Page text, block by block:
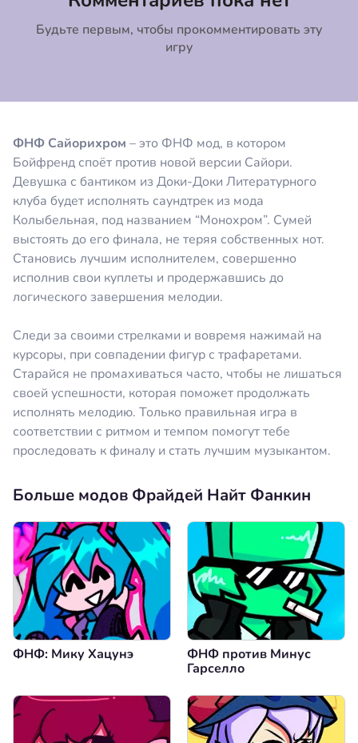
ФНФ Сайорихром – это ФНФ мод, в котором
Бойфренд споёт против новой версии Сайори.
Девушка с бантиком из Доки-Доки Литературного
клуба будет исполнять саундтрек из мода
Колыбельная, под названием “Монохром”. Сумей
выстоять до его финала, не теряя собственных нот.
Становись лучшим исполнителем, совершенно
исполнив свои куплеты и продержавшись до
логического завершения мелодии.
Следи за своими стрелками и вовремя нажимай на
курсоры, при совпадении фигур с трафаретами.
Старайся не промахиваться часто, чтобы не лишаться
своей успешности, которая поможет продолжать
исполнять мелодию. Только правильная игра в
соответствии с ритмом и темпом помогут тебе
проследовать к финалу и стать лучшим музыкантом.
Будьте первым, чтобы прокомментировать эту
игру
Больше модов Фрайдей Найт Фанкин
ФНФ: Мику Хацунэ
ФНФ против Минус
Гарселло